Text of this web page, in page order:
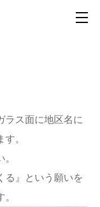
ラス面に地区名に
。
る』という願いを